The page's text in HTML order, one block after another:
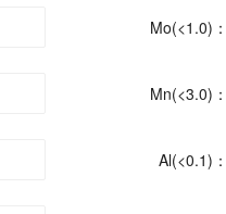
Mo(<1.0)：
Mn(<3.0)：
Al(<0.1)：